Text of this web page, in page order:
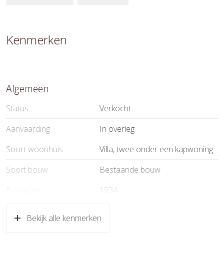
Kenmerken
Algemeen
Status
Verkocht
Aanvaarding
In overleg
Soort woonhuis
Villa, twee onder een kapwoning
Soort bouw
Bestaande bouw
1934
Bekijk alle kenmerken